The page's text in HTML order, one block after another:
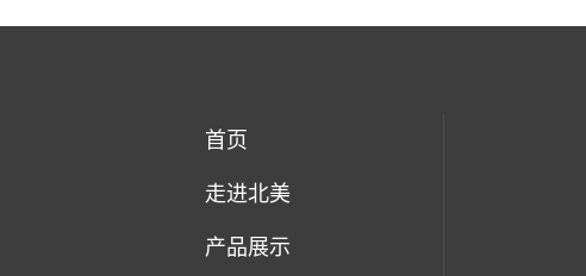
首页
走进北美
产品展示